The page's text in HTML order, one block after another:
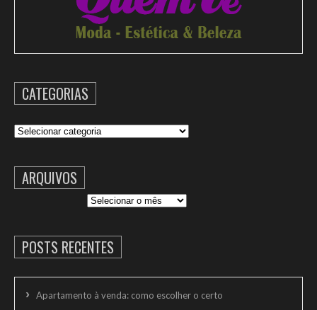
CATEGORIAS
Categorias
ARQUIVOS
POSTS RECENTES
Apartamento à venda: como escolher o certo